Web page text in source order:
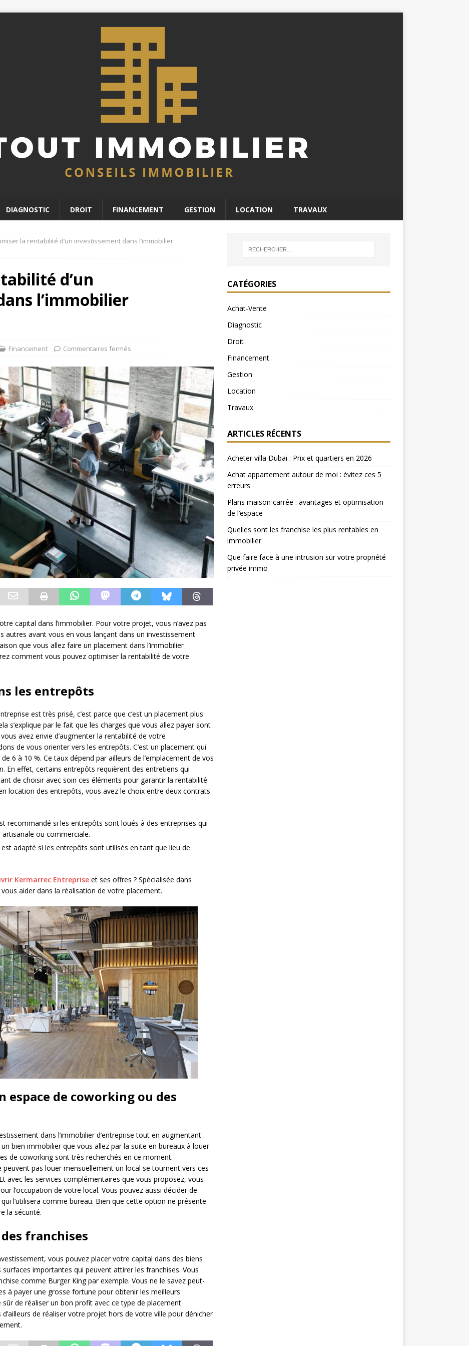
DIAGNOSTIC DROIT FINANCEMENT GESTION LOCATION TRAVAUX
la rentabilité d’un investissement dans l’immobilier
d’un
l’immobilier
Financement Commentaires fermés
capital dans l’immobilier. Pour votre projet, vous n’avez pas
autres avant vous en vous lançant dans un investissement
que vous allez faire un placement dans l’immobilier
comment vous pouvez optimiser la rentabilité de votre
les entrepôts
est très prisé, c’est parce que c’est un placement plus
s’explique par le fait que les charges que vous allez payer sont
avez envie d’augmenter la rentabilité de votre
de vous orienter vers les entrepôts. C’est un placement qui
6 à 10 %. Ce taux dépend par ailleurs de l’emplacement de vos
En effet, certains entrepôts requièrent des entretiens qui
de choisir avec soin ces éléments pour garantir la rentabilité
location des entrepôts, vous avez le choix entre deux contrats
recommandé si les entrepôts sont loués à des entreprises qui
ou commerciale.
adapté si les entrepôts sont utilisés en tant que lieu de
Kermarrec Entreprise et ses offres ? Spécialisée dans
vous aider dans la réalisation de votre placement.
espace de coworking ou des
dans l’immobilier d’entreprise tout en augmentant
bien immobilier que vous allez par la suite en bureaux à louer
de coworking sont très recherchés en ce moment.
pas louer mensuellement un local se tournent vers ces
avec les services complémentaires que vous proposez, vous
l’occupation de votre local. Vous pouvez aussi décider de
l’utilisera comme bureau. Bien que cette option ne présente
la sécurité.
franchises
vous pouvez placer votre capital dans des biens
importantes qui peuvent attirer les franchises. Vous
comme Burger King par exemple. Vous ne le savez peut-
à payer une grosse fortune pour obtenir les meilleurs
de réaliser un bon profit avec ce type de placement
de réaliser votre projet hors de votre ville pour dénicher
CATÉGORIES
Achat-Vente
Diagnostic
Droit
Financement
Gestion
Location
Travaux
ARTICLES RÉCENTS
Acheter villa Dubai : Prix et quartiers en 2026
Achat appartement autour de moi : évitez ces 5
erreurs
Plans maison carrée : avantages et optimisation
de l’espace
Quelles sont les franchise les plus rentables en
immobilier
Que faire face à une intrusion sur votre propriété
privée immo